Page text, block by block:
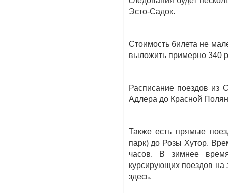
Эсто-Садок.
Стоимость билета не
выложить примерно 340
Расписание поездов из
Адлера до Красной
Также есть прямые
парк) до Розы Хутор.
часов. В зимнее
курсирующих поездов на
здесь.